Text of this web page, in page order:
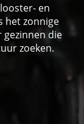
en
het zonnige
gezinnen die
zoeken.